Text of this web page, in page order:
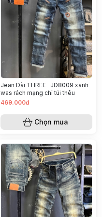
Jean Dài THREE- JD8009 xanh
was rách mạng chỉ túi thêu
469.000đ
Chọn mua